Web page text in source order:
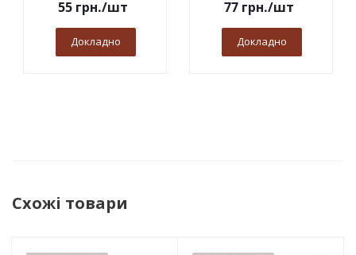
55грн./шт
Докладно
77грн./шт
Докладно
Схожі товари